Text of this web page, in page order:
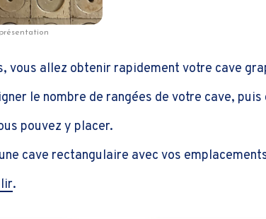
vous allez obtenir rapidement votre cave
le nombre de rangées de votre cave, puis
pouvez y placer.
cave rectangulaire avec vos
.